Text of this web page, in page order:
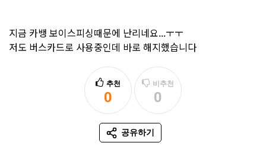
지금 카뱅 보이스피싱때문에 난리네요...ㅜㅜ
저도 버스카드로 사용중인데 바로 해지했습니다
추천
0
추천
비추천
0
비추천
공유하기
SNS 공유